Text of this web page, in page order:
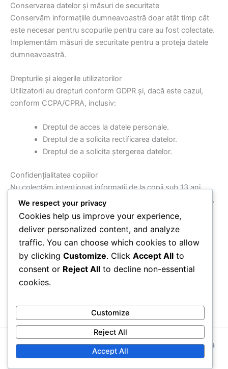
Conservarea datelor și măsuri de securitate
Conservăm informațiile dumneavoastră doar atât timp cât
este necesar pentru scopurile pentru care au fost colectate.
Implementăm măsuri de securitate pentru a proteja datele
dumneavoastră.
Drepturile și alegerile utilizatorilor
Utilizatorii au drepturi conform GDPR și, dacă este cazul,
conform CCPA/CPRA, inclusiv:
Dreptul de acces la datele personale.
Dreptul de a solicita rectificarea datelor.
Dreptul de a solicita ștergerea datelor.
Confidențialitatea copiilor
Nu colectăm intenționat informații de la copii sub 13 ani.
Dacă devenim conștienți că am colectat date de la un copil,
vom lua măsuri pentru a le șterge.
Modificări ale acestei politici
Ne rezervăm dreptul de a modifica această politică. Orice
modificări vor fi publicate pe această pagină.
Informații de contact
confidențialitate, vă rugăm să ne contactați la:
privacy@revistaderecenzii.ro.
Copyright © 2026 revistaderecenzii.ro | Powered byAstra
WordPress Theme
We respect your privacy
Cookies help us improve your experience,
deliver personalized content, and analyze
traffic. You can choose which cookies to allow
by clicking Customize. Click Accept All to
consent or Reject All to decline non-essential
cookies.
Customize
Reject All
Accept All